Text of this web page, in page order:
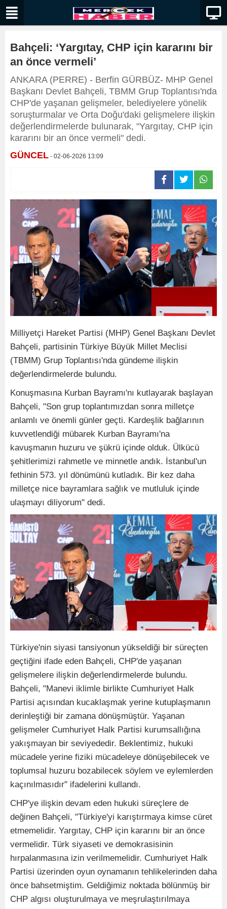
Bahçeli: ‘Yargıtay, CHP için kararını bir
an önce vermeli’
ANKARA (PERRE) - Berfin GÜRBÜZ- MHP Genel
Başkanı Devlet Bahçeli, TBMM Grup Toplantısı'nda
CHP'de yaşanan gelişmeler, belediyelere yönelik
soruşturmalar ve Orta Doğu'daki gelişmelere ilişkin
değerlendirmelerde bulunarak, "Yargıtay, CHP için
kararını bir an önce vermeli" dedi.
GÜNCEL - 02-06-2026 13:09
Milliyetçi Hareket Partisi (MHP) Genel Başkanı Devlet
Bahçeli, partisinin Türkiye Büyük Millet Meclisi
(TBMM) Grup Toplantısı'nda gündeme ilişkin
değerlendirmelerde bulundu.
Konuşmasına Kurban Bayramı'nı kutlayarak başlayan
Bahçeli, "Son grup toplantımızdan sonra milletçe
anlamlı ve önemli günler geçti. Kardeşlik bağlarının
kuvvetlendiği mübarek Kurban Bayramı'na
kavuşmanın huzuru ve şükrü içinde olduk. Ülkücü
şehitlerimizi rahmetle ve minnetle andık. İstanbul'un
fethinin 573. yıl dönümünü kutladık. Bir kez daha
milletçe nice bayramlara sağlık ve mutluluk içinde
ulaşmayı diliyorum" dedi.
Türkiye'nin siyasi tansiyonun yükseldiği bir süreçten
geçtiğini ifade eden Bahçeli, CHP'de yaşanan
gelişmelere ilişkin değerlendirmelerde bulundu.
Bahçeli, "Manevi iklimle birlikte Cumhuriyet Halk
Partisi açısından kucaklaşmak yerine kutuplaşmanın
derinleştiği bir zamana dönüşmüştür. Yaşanan
gelişmeler Cumhuriyet Halk Partisi kurumsallığına
yakışmayan bir seviyededir. Beklentimiz, hukuki
mücadele yerine fiziki mücadeleye dönüşebilecek ve
toplumsal huzuru bozabilecek söylem ve eylemlerden
kaçınılmasıdır" ifadelerini kullandı.
CHP'ye ilişkin devam eden hukuki süreçlere de
değinen Bahçeli, "Türkiye'yi karıştırmaya kimse cüret
etmemelidir. Yargıtay, CHP için kararını bir an önce
vermelidir. Türk siyaseti ve demokrasisinin
hırpalanmasına izin verilmemelidir. Cumhuriyet Halk
Partisi üzerinden oyun oynamanın tehlikelerinden daha
önce bahsetmiştim. Geldiğimiz noktada bölünmüş bir
CHP algısı oluşturulmaya ve meşrulaştırılmaya